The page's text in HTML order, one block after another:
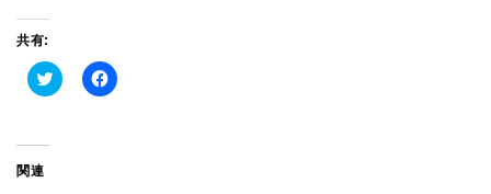
共有:
ク
リ
Facebook
で
関連